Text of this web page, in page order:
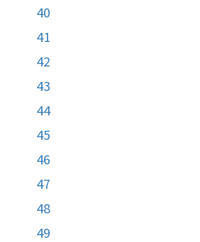
40
41
42
43
44
45
46
47
48
49